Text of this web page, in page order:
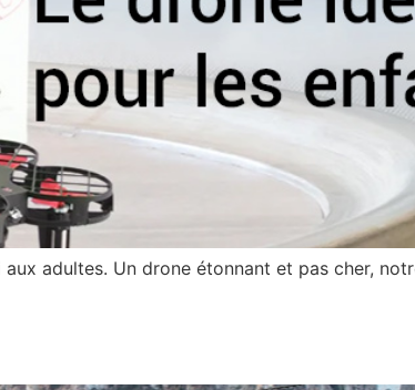
adultes. Un drone étonnant et pas cher,